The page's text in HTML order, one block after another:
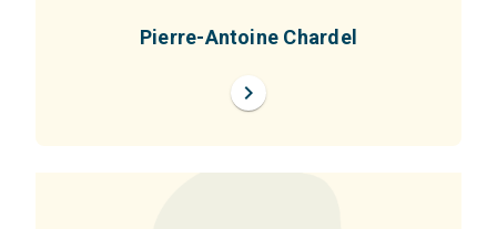
Pierre-Antoine Chardel
chevron_right